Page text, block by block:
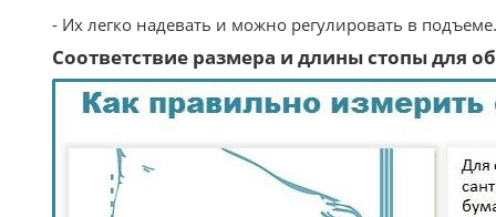
- Их легко надевать и можно регулировать в подъеме.
Соответствие размера и длины стопы для